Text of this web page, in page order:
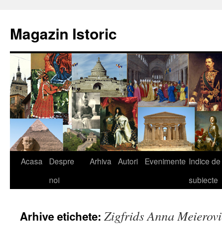
conținut
Magazin Istoric
Acasa
Despre
noi
Arhiva Autori Evenimente Indice de
subiecte
Arhive etichete: Zigfrids Anna